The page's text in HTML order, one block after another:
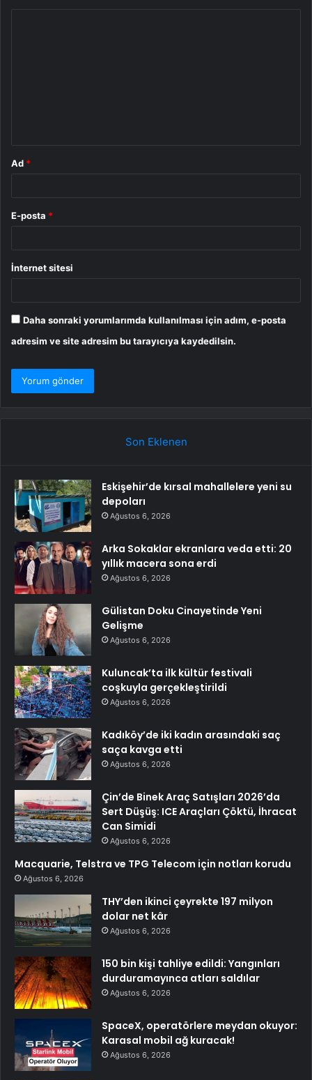
Ad *
E-posta *
İnternet sitesi
Daha sonraki yorumlarımda kullanılması için adım, e-posta
adresim ve site adresim bu tarayıcıya kaydedilsin.
Son Eklenen
Eskişehir’de kırsal mahallelere yeni su
depoları
Ağustos 6, 2026
Arka Sokaklar ekranlara veda etti: 20
yıllık macera sona erdi
Ağustos 6, 2026
Gülistan Doku Cinayetinde Yeni
Gelişme
Ağustos 6, 2026
Kuluncak’ta ilk kültür festivali
coşkuyla gerçekleştirildi
Ağustos 6, 2026
Kadıköy’de iki kadın arasındaki saç
saça kavga etti
Ağustos 6, 2026
Çin’de Binek Araç Satışları 2026’da
Sert Düşüş: ICE Araçları Çöktü, İhracat
Can Simidi
Ağustos 6, 2026
Macquarie, Telstra ve TPG Telecom için notları korudu
Ağustos 6, 2026
THY’den ikinci çeyrekte 197 milyon
dolar net kâr
Ağustos 6, 2026
150 bin kişi tahliye edildi: Yangınları
durduramayınca atları saldılar
Ağustos 6, 2026
SpaceX, operatörlere meydan okuyor:
Karasal mobil ağ kuracak!
Ağustos 6, 2026